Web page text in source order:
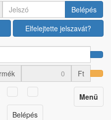
Belépés
Elfelejtette jelszavát?
Ft
Toggle
navigation
Menü
Belépés
Boka-lábszár rögzítők